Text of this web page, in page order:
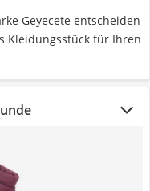
Geyecete entscheiden
Kleidungsstück für Ihren